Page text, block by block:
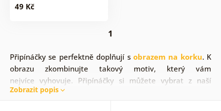
49 Kč
1
Připínáčky se perfektně doplňují s obrazem na korku. K
obrazu zkombinujte takový motiv, který vám
nejvíce vyhovuje. Připínáčky si můžete vybrat z naší
aktuální nabídky
Zobrazit popis